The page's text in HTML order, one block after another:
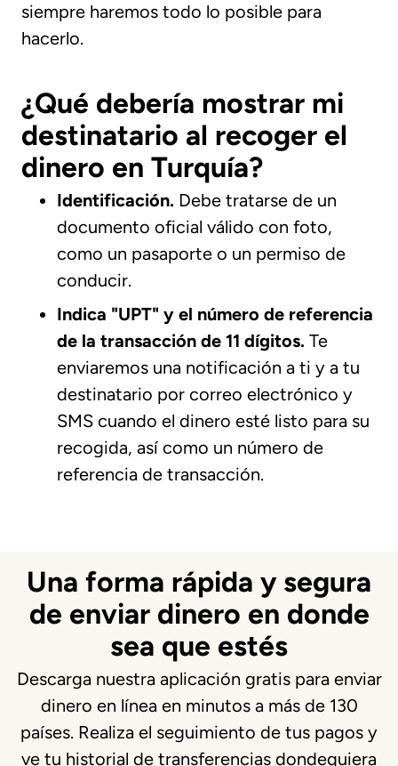
siempre haremos todo lo posible para
hacerlo.
¿Qué debería mostrar mi
destinatario al recoger el
dinero en Turquía?
Identificación. Debe tratarse de un
documento oficial válido con foto,
como un pasaporte o un permiso de
conducir.
Indica "UPT" y el número de referencia
de la transacción de 11 dígitos. Te
enviaremos una notificación a ti y a tu
destinatario por correo electrónico y
SMS cuando el dinero esté listo para su
recogida, así como un número de
referencia de transacción.
Una forma rápida y segura
de enviar dinero en donde
sea que estés
Descarga nuestra aplicación gratis para enviar
dinero en línea en minutos a más de 130
países. Realiza el seguimiento de tus pagos y
ve tu historial de transferencias dondequiera